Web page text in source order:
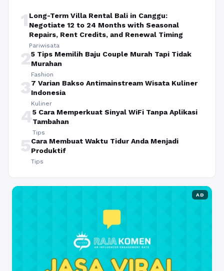
1 Long-Term Villa Rental Bali in Canggu:
Negotiate 12 to 24 Months with Seasonal
Repairs, Rent Credits, and Renewal Timing
Pariwisata
25 Tips Memilih Baju Couple Murah Tapi Tidak
Murahan
Fashion
37 Varian Bakso Antimainstream Wisata Kuliner
Indonesia
Kuliner
45 Cara Memperkuat Sinyal WiFi Tanpa Aplikasi
Tambahan
Tips
5Cara Membuat Waktu Tidur Anda Menjadi
Produktif
Tips
AD